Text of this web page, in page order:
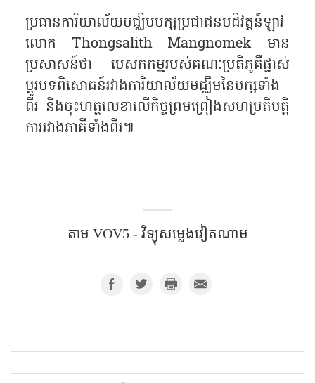
ប្រធានការិយាល័យមជ្ឈិមបក្សប្រជាជនបដិវត្តន៍ឡាវ
លោក Thongsalith Mangnomek មាន
ប្រសាសន៍ថា បេសកកម្មរបស់គណៈប្រតិភូគឺផ្លាស់
ប្តូរបទពិសោធន៍រវាងការិយាល័យមជ្ឈឹមនៃបក្សទាំង
ពីរ និងចុះហត្ថលេខាលើកិច្ចព្រមព្រៀងសហប្រតិបត្តិ
ការរវាងភាគីទាំងពីរ៕
តាម​ VOV5 - វិទ្យុសម្លេងវៀតណាម